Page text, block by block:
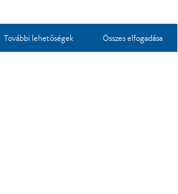
További lehetőségek Összes elfogadása